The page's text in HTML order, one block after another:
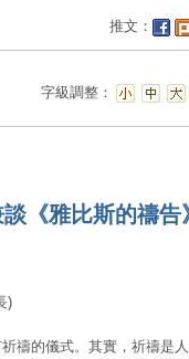
推文：
字級調整：
《雅比斯的禱告
)
禱的儀式。其實，祈禱是人